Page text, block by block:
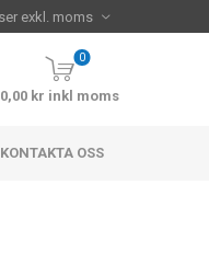
0
0,00 kr inkl moms
KONTAKTA OSS